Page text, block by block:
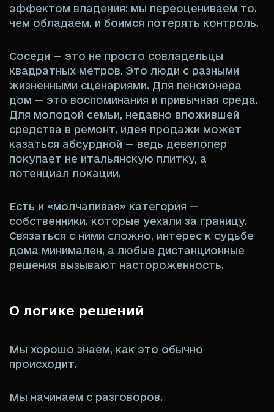
эффектом владения: мы переоцениваем то,
чем обладаем, и боимся потерять контроль.
Соседи — это не просто совладельцы
квадратных метров. Это люди с разными
жизненными сценариями. Для пенсионера
дом — это воспоминания и привычная среда.
Для молодой семьи, недавно вложившей
средства в ремонт, идея продажи может
казаться абсурдной — ведь девелопер
покупает не итальянскую плитку, а
потенциал локации.
Есть и «молчаливая» категория —
собственники, которые уехали за границу.
Связаться с ними сложно, интерес к судьбе
дома минимален, а любые дистанционные
решения вызывают настороженность.
О логике решений
Мы хорошо знаем, как это обычно
происходит.
Мы начинаем с разговоров.